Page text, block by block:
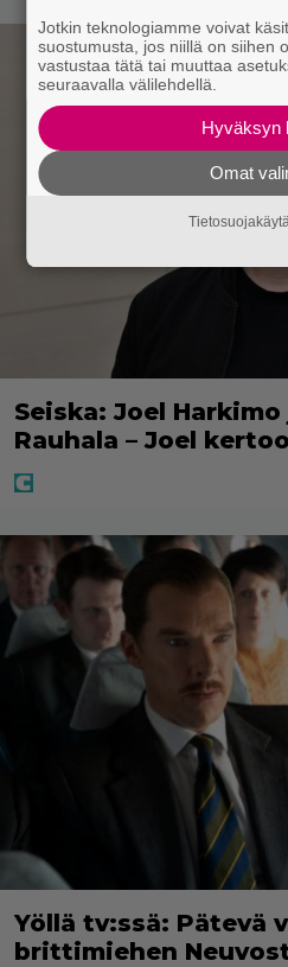
Seiska: Joel
Rauhala – Joel
Yöllä tv:ssä: Pätevä
brittimiehen
Jotkin teknologiamme voivat
suostumusta, jos niillä on siihen
vastustaa tätä tai muuttaa
seuraavalla välilehdellä.
Hyväksyn
Omat